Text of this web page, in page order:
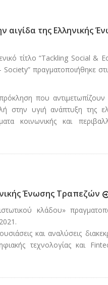
αιγίδα της Ελληνικής
τίτλο “Tackling Social &
πραγματοποιήθηκε
που αντιμετωπίζουν
στην υγιή ανάπτυξη της
κοινωνικής και
Ένωσης Τραπεζών
κλάδου»
και αναλύσεις
τεχνολογίας και